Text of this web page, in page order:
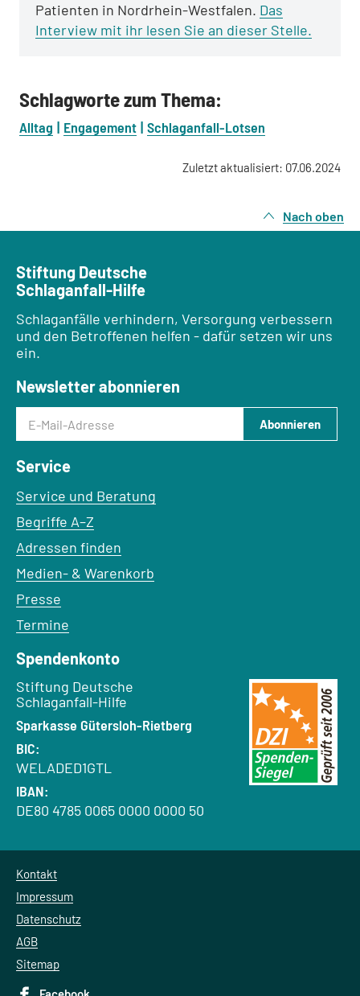
Patienten in Nordrhein-Westfalen. Das
Interview mit ihr lesen Sie an dieser Stelle.
Schlagworte zum Thema:
Alltag Engagement Schlaganfall-Lotsen
Zuletzt aktualisiert: 07.06.2024
Nach oben
Stiftung Deutsche
Schlaganfall-Hilfe
Schlaganfälle verhindern, Versorgung verbessern
und den Betroffenen helfen - dafür setzen wir uns
ein.
Newsletter abonnieren
Abonnieren
Service
Service und Beratung
Begriffe A–Z
Adressen finden
Medien- & Warenkorb
Presse
Termine
Spendenkonto
Empfänger:
Stiftung Deutsche
Schlaganfall-Hilfe
Bank:
Sparkasse Gütersloh-Rietberg
BIC:
WELADED1GTL
IBAN:
DE80 4785 0065 0000 0000 50
Kontakt
Impressum
Datenschutz
AGB
Sitemap